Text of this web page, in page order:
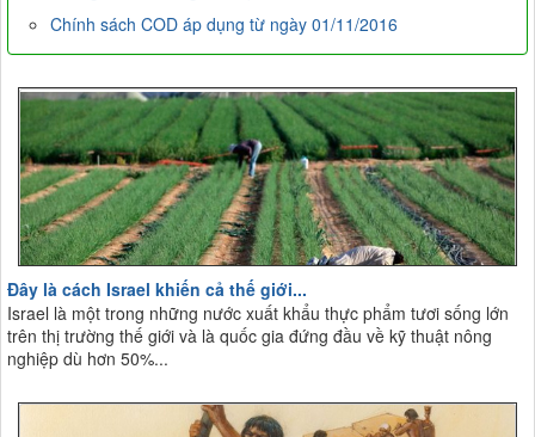
Chính sách COD áp dụng từ ngày 01/11/2016
Đây là cách Israel khiến cả thế giới...
Israel là một trong những nước xuất khẩu thực phẩm tươi sống lớn
trên thị trường thế giới và là quốc gia đứng đầu về kỹ thuật nông
nghiệp dù hơn 50%...